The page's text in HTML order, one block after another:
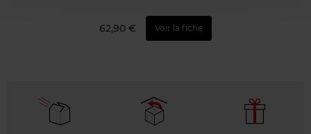
62,90 € Voir la fiche